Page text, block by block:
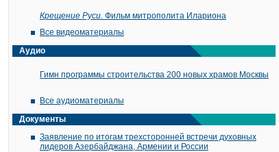
Крещение Руси. Фильм митрополита Илариона
Все видеоматериалы
Аудио
Гимн программы строительства 200 новых храмов Москвы
Все аудиоматериалы
Документы
Заявление по итогам трехсторонней встречи духовных
лидеров Азербайджана, Армении и России